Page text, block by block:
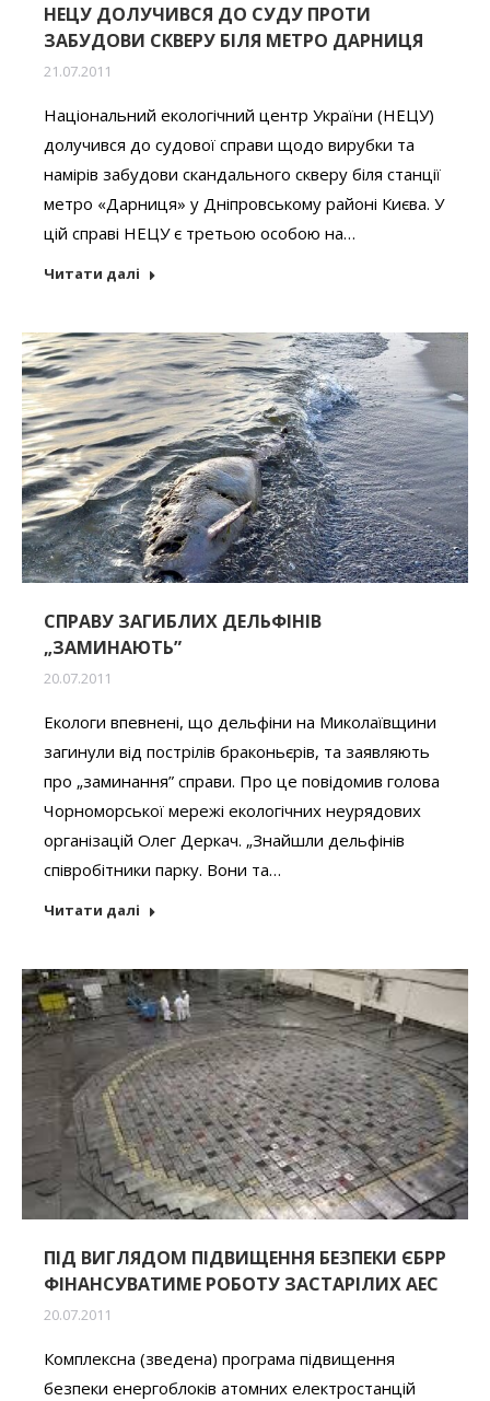
НЕЦУ ДОЛУЧИВСЯ ДО СУДУ ПРОТИ
ЗАБУДОВИ СКВЕРУ БІЛЯ МЕТРО ДАРНИЦЯ
21.07.2011
Національний екологічний центр України (НЕЦУ)
долучився до судової справи щодо вирубки та
намірів забудови скандального скверу біля станції
метро «Дарниця» у Дніпровському районі Києва. У
цій справі НЕЦУ є третьою особою на…
Читати далі
CПРАВУ ЗАГИБЛИХ ДЕЛЬФІНІВ
„ЗАМИНАЮТЬ”
20.07.2011
Екологи впевнені, що дельфіни на Миколаївщини
загинули від пострілів браконьєрів, та заявляють
про „заминання” справи. Про це повідомив голова
Чорноморської мережі екологічних неурядових
організацій Олег Деркач. „Знайшли дельфінів
співробітники парку. Вони та…
Читати далі
ПІД ВИГЛЯДОМ ПІДВИЩЕННЯ БЕЗПЕКИ ЄБРР
ФІНАНСУВАТИМЕ РОБОТУ ЗАСТАРІЛИХ АЕС
20.07.2011
Комплексна (зведена) програма підвищення
безпеки енергоблоків атомних електростанцій